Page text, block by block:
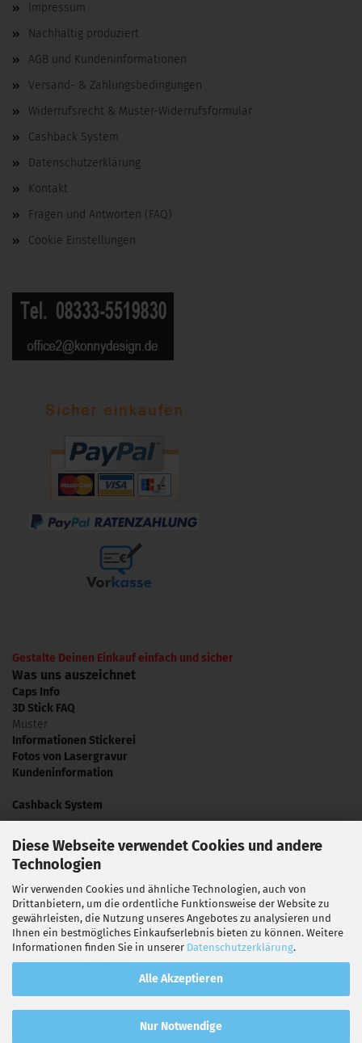
Diese Webseite verwendet Cookies und andere
Technologien
Wir verwenden Cookies und ähnliche Technologien, auch von
Drittanbietern, um die ordentliche Funktionsweise der Website zu
gewährleisten, die Nutzung unseres Angebotes zu analysieren und
Ihnen ein bestmögliches Einkaufserlebnis bieten zu können. Weitere
Informationen finden Sie in unserer Datenschutzerklärung.
Alle Akzeptieren
Nur Notwendige
Impressum
Nachhaltig produziert
AGB und Kundeninformationen
Versand- & Zahlungsbedingungen
Widerrufsrecht & Muster-Widerrufsformular
Cashback System
Datenschutzerklärung
Kontakt
Fragen und Antworten (FAQ)
Cookie Einstellungen
Gestalte Deinen Einkauf einfach und sicher
Was uns auszeichnet
Caps Info
3D Stick FAQ
Muster
Informationen Stickerei
Fotos von Lasergravur
Kundeninformation
Cashback System
Informationen zum Druckverfahren
Sublimationsdruck
Referenzbilder
Video Tutorials
Presse
Vertrag widerrufen
hat4,70
Bewertungen auf Shop-Berater.com